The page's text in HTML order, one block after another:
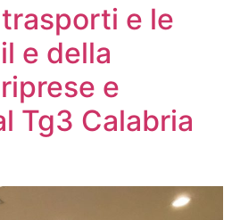
e le
e della
e
Tg3 Calabria